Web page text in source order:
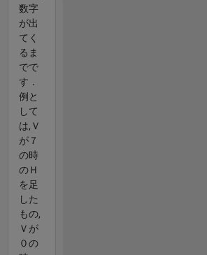
数字
が出
てく
るま
でで
す．
例と
して
は,Ｖ
が７
の時
のＨ
を足
した
もの,
Ｖが
０の